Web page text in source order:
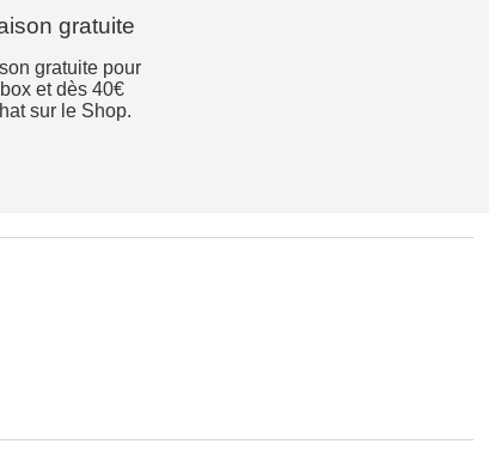
gratuite
gratuite pour
et dès 40€
sur le Shop.